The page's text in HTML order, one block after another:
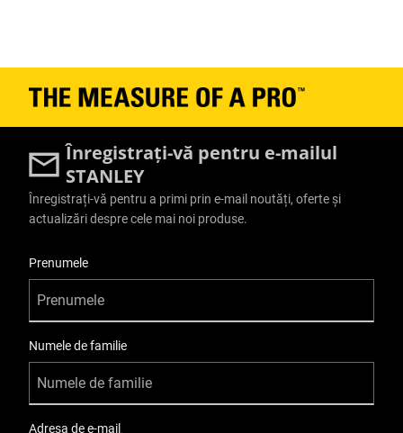
Înregistrați-vă pentru e-mailul
STANLEY
Înregistrați-vă pentru a primi prin e-mail noutăți, oferte și
actualizări despre cele mai noi produse.
Prenumele
Numele de familie
Adresa de e-mail